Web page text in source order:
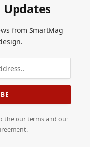
Updates
from SmartMag
the our terms and our